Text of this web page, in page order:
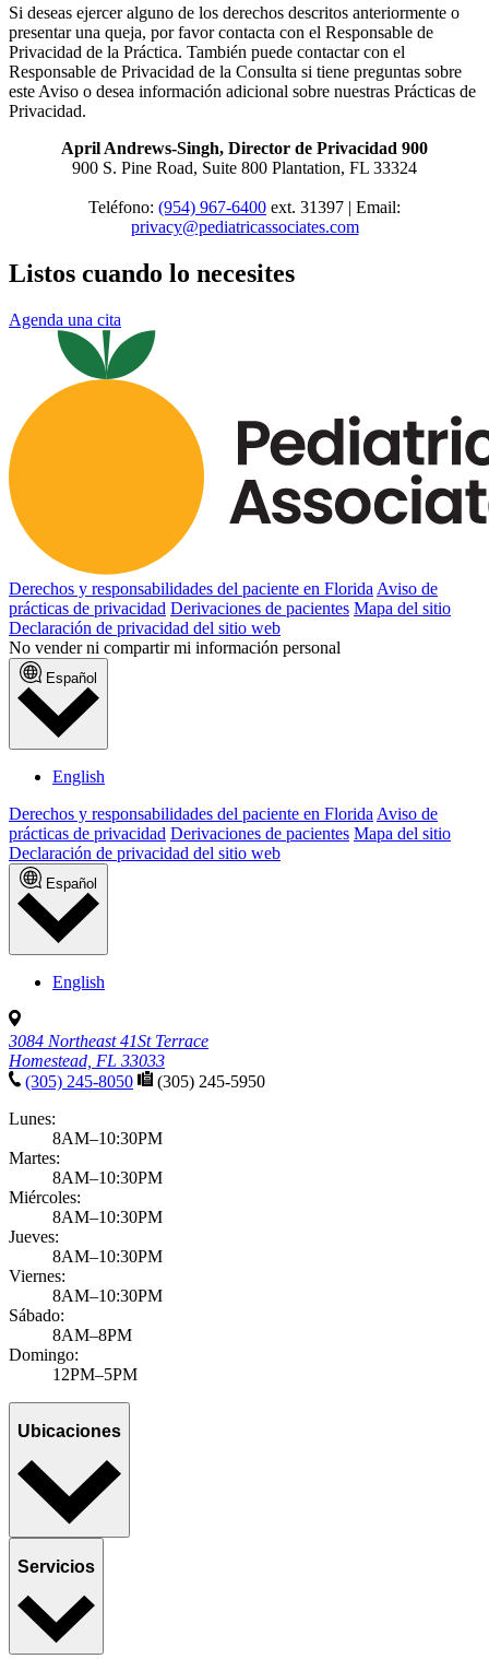
Si deseas ejercer alguno de los derechos descritos anteriormente o
presentar una queja, por favor contacta con el Responsable de
Privacidad de la Práctica. También puede contactar con el
Responsable de Privacidad de la Consulta si tiene preguntas sobre
este Aviso o desea información adicional sobre nuestras Prácticas de
Privacidad.
April Andrews-Singh, Director de Privacidad 900
900 S. Pine Road, Suite 800 Plantation, FL 33324
Teléfono: (954) 967-6400 ext. 31397 | Email:
privacy@pediatricassociates.com
Listos cuando lo necesites
Agenda una cita
Derechos y responsabilidades del paciente en Florida Aviso de
prácticas de privacidad Derivaciones de pacientes Mapa del sitio
Declaración de privacidad del sitio web
No vender ni compartir mi información personal
Español
English
Derechos y responsabilidades del paciente en Florida Aviso de
prácticas de privacidad Derivaciones de pacientes Mapa del sitio
Declaración de privacidad del sitio web
Español
English
3084 Northeast 41St Terrace
Homestead, FL 33033
(305) 245-8050
(305) 245-5950
Lunes:
8AM–10:30PM
Martes:
8AM–10:30PM
Miércoles:
8AM–10:30PM
Jueves:
8AM–10:30PM
Viernes:
8AM–10:30PM
Sábado:
8AM–8PM
Domingo:
12PM–5PM
Ubicaciones
Servicios